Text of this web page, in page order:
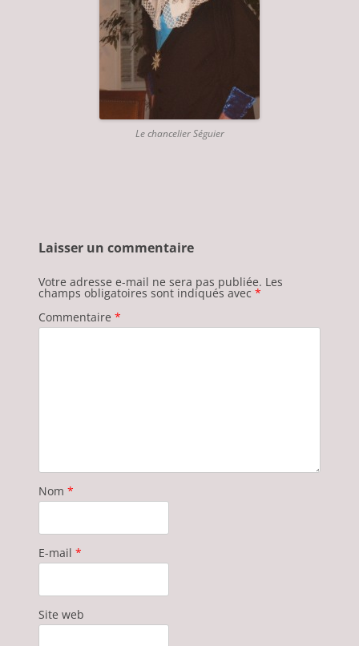
Le chancelier Séguier
Laisser un commentaire
Votre adresse e-mail ne sera pas publiée. Les
champs obligatoires sont indiqués avec *
Commentaire *
Nom *
E-mail *
Site web